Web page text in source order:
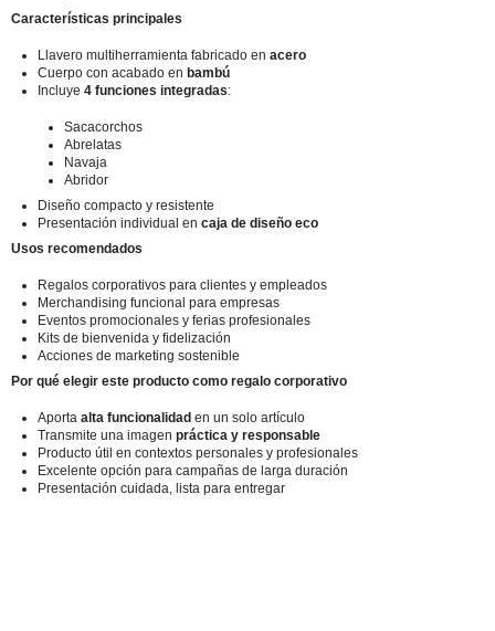
Características principales
Llavero multiherramienta fabricado en acero
Cuerpo con acabado en bambú
Incluye 4 funciones integradas:
Sacacorchos
Abrelatas
Navaja
Abridor
Diseño compacto y resistente
Presentación individual en caja de diseño eco
Usos recomendados
Regalos corporativos para clientes y empleados
Merchandising funcional para empresas
Eventos promocionales y ferias profesionales
Kits de bienvenida y fidelización
Acciones de marketing sostenible
Por qué elegir este producto como regalo corporativo
Aporta alta funcionalidad en un solo artículo
Transmite una imagen práctica y responsable
Producto útil en contextos personales y profesionales
Excelente opción para campañas de larga duración
Presentación cuidada, lista para entregar